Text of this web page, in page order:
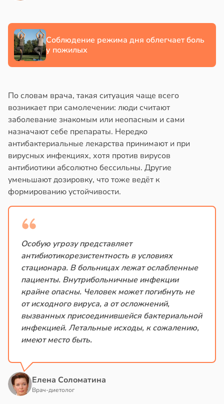
Соблюдение режима дня облегчает боль
у пожилых
По словам врача, такая ситуация чаще всего
возникает при самолечении: люди считают
заболевание знакомым или неопасным и сами
назначают себе препараты. Нередко
антибактериальные лекарства принимают и при
вирусных инфекциях, хотя против вирусов
антибиотики абсолютно бессильны. Другие
уменьшают дозировку, что тоже ведёт к
формированию устойчивости.
Особую угрозу представляет
антибиотикорезистентность в условиях
стационара. В больницах лежат ослабленные
пациенты. Внутрибольничные инфекции
крайне опасны. Человек может погибнуть не
от исходного вируса, а от осложнений,
вызванных присоединившейся бактериальной
инфекцией. Летальные исходы, к сожалению,
имеют место быть.
Елена Соломатина
Врач-диетолог